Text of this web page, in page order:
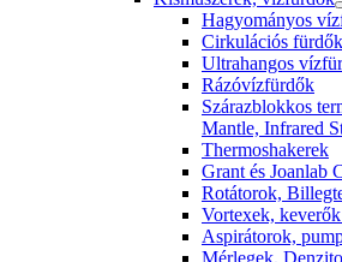
Hagyományos
Cirkulációs fürdők
Ultrahangos
Rázóvízfürdők
Szárazblokkos
Mantle, Infrared
Thermoshakerek
Grant és Joanlab
Rotátorok,
Vortexek,
Aspirátorok,
Mérlegek,